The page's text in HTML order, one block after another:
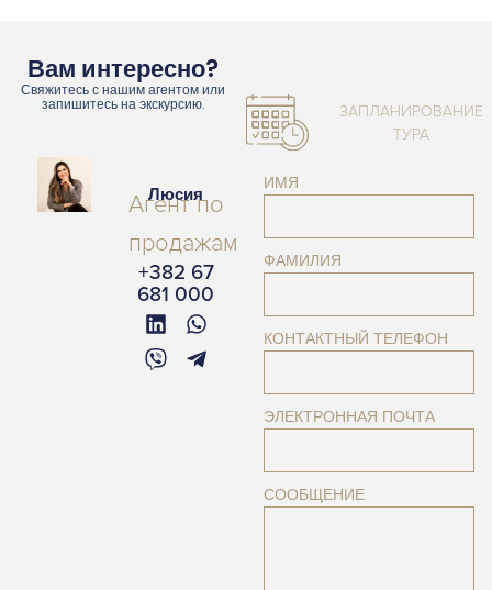
Вам интересно?
Свяжитесь с нашим агентом или
запишитесь на экскурсию.
Люсия
Агент по
продажам
+382 67
681 000
ЗАПЛАНИРОВАНИЕ
ТУРА
ИМЯ
ФАМИЛИЯ
КОНТАКТНЫЙ ТЕЛЕФОН
ЭЛЕКТРОННАЯ ПОЧТА
СООБЩЕНИЕ